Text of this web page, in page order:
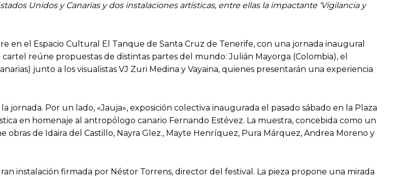
Unidos y Canarias y dos instalaciones artísticas, entre ellas la impactante ‘Vigilancia y
en el Espacio Cultural El Tanque de Santa Cruz de Tenerife, con una jornada inaugural
reúne propuestas de distintas partes del mundo: Julián Mayorga (Colombia), el
junto a los visualistas VJ Zuri Medina y Vayaina, quienes presentarán una experiencia
Por un lado, «Jauja», exposición colectiva inaugurada el pasado sábado en la Plaza
en homenaje al antropólogo canario Fernando Estévez. La muestra, concebida como un
de Idaira del Castillo, Nayra Glez., Mayte Henríquez, Pura Márquez, Andrea Moreno y
instalación firmada por Néstor Torrens, director del festival. La pieza propone una mirada